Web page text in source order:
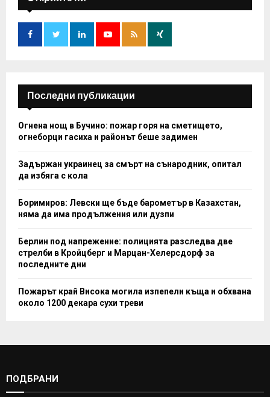
f
o
:
A
H
Последни публикации
Огнена нощ в Бучино: пожар горя на сметището,
огнеборци гасиха и районът беше задимен
Задържан украинец за смърт на сънародник, опитал
да избяга с кола
Боримиров: Левски ще бъде барометър в Казахстан,
няма да има продължения или дузпи
Берлин под напрежение: полицията разследва две
стрелби в Кройцберг и Марцан-Хелерсдорф за
последните дни
Пожарът край Висока могила изпепели къща и обхвана
около 1200 декара сухи треви
ПОДБРАНИ